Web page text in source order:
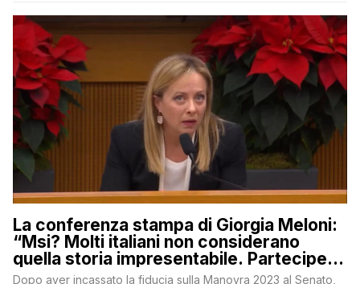
La conferenza stampa di Giorgia Meloni:
“Msi? Molti italiani non considerano
quella storia impresentabile. Parteciperò
al 25 aprile”
Dopo aver incassato la fiducia sulla Manovra 2023 al Senato,